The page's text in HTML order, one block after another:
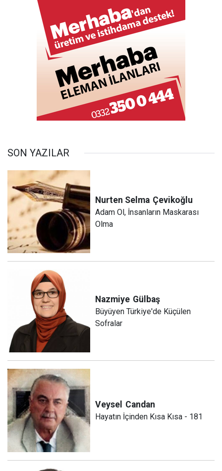
SON YAZILAR
Nurten Selma Çevikoğlu
Adam Ol, İnsanların Maskarası
Olma
Nazmiye Gülbaş
Büyüyen Türkiye'de Küçülen
Sofralar
Veysel Candan
Hayatın İçinden Kısa Kısa - 181